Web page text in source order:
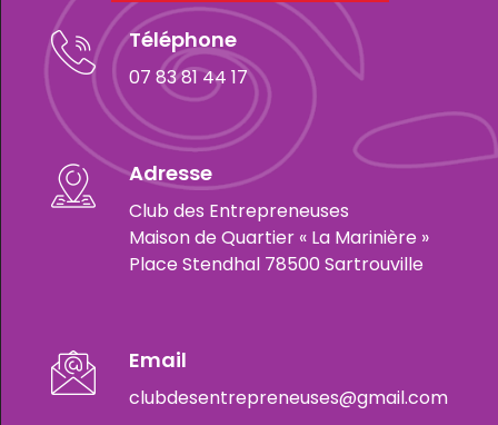
Téléphone
07 83 81 44 17
Adresse
Club des Entrepreneuses
Maison de Quartier « La Marinière »
Place Stendhal 78500 Sartrouville
Email
clubdesentrepreneuses@gmail.com